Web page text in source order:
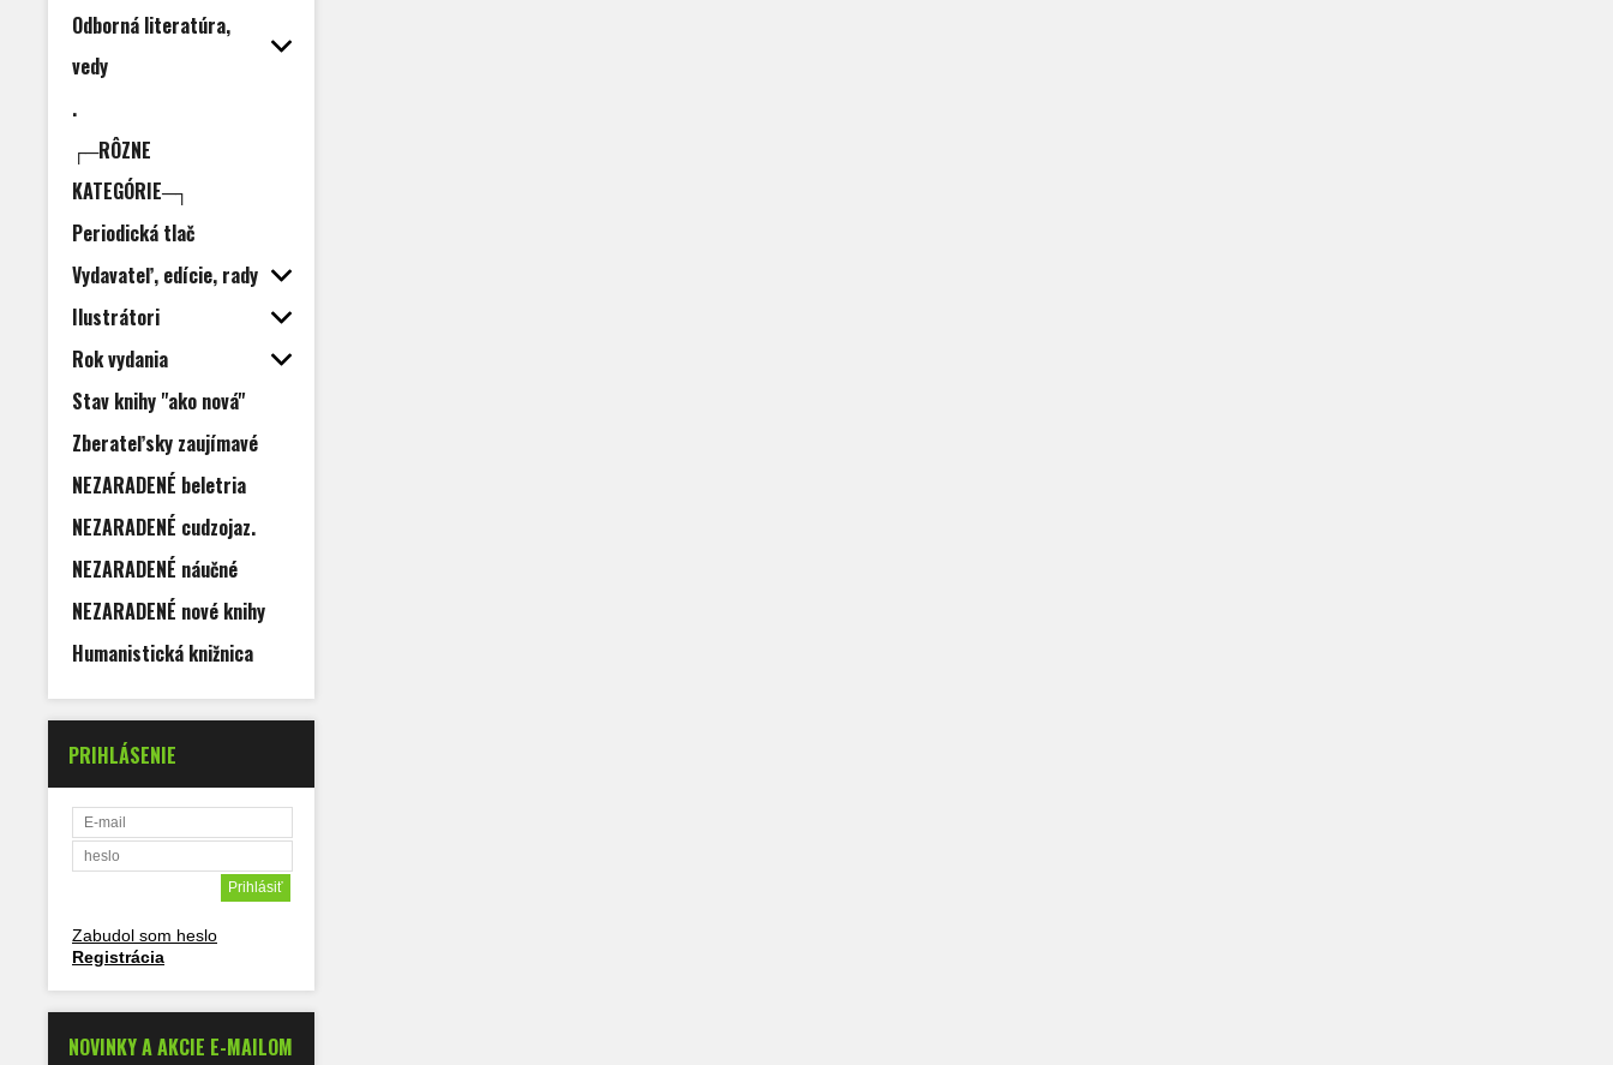
Odborná literatúra,
vedy
.
┌─RÔZNE
KATEGÓRIE─┐
Periodická tlač
Vydavateľ, edície, rady
Ilustrátori
Rok vydania
Stav knihy "ako nová"
Zberateľsky zaujímavé
NEZARADENÉ beletria
NEZARADENÉ cudzojaz.
NEZARADENÉ náučné
NEZARADENÉ nové knihy
Humanistická knižnica
PRIHLÁSENIE
Zabudol som heslo
Registrácia
NOVINKY A AKCIE E-MAILOM